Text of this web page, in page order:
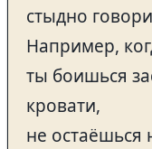
стыдно
Например,
ты боишься
кровати,
не остаёшься